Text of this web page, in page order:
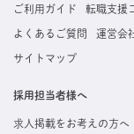
ご利用ガイド 転職支援
よくあるご質問 運営会
サイトマップ
採用担当者様へ
求人掲載をお考えの方へ